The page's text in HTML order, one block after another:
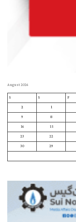
August 2026
F
S
S
1
2
8
9
15
16
22
23
29
30